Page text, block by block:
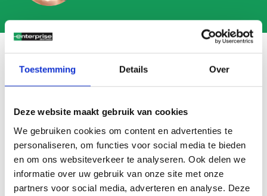
Toestemming Details Over
Deze website maakt gebruik van cookies
We gebruiken cookies om content en advertenties te
personaliseren, om functies voor social media te bieden
en om ons websiteverkeer te analyseren. Ook delen we
informatie over uw gebruik van onze site met onze
partners voor social media, adverteren en analyse. Deze
Veelgestelde vragen
Search
All Algemeen Schade/onderhoud
Ons wagenpark Financieel Vragen vooraf